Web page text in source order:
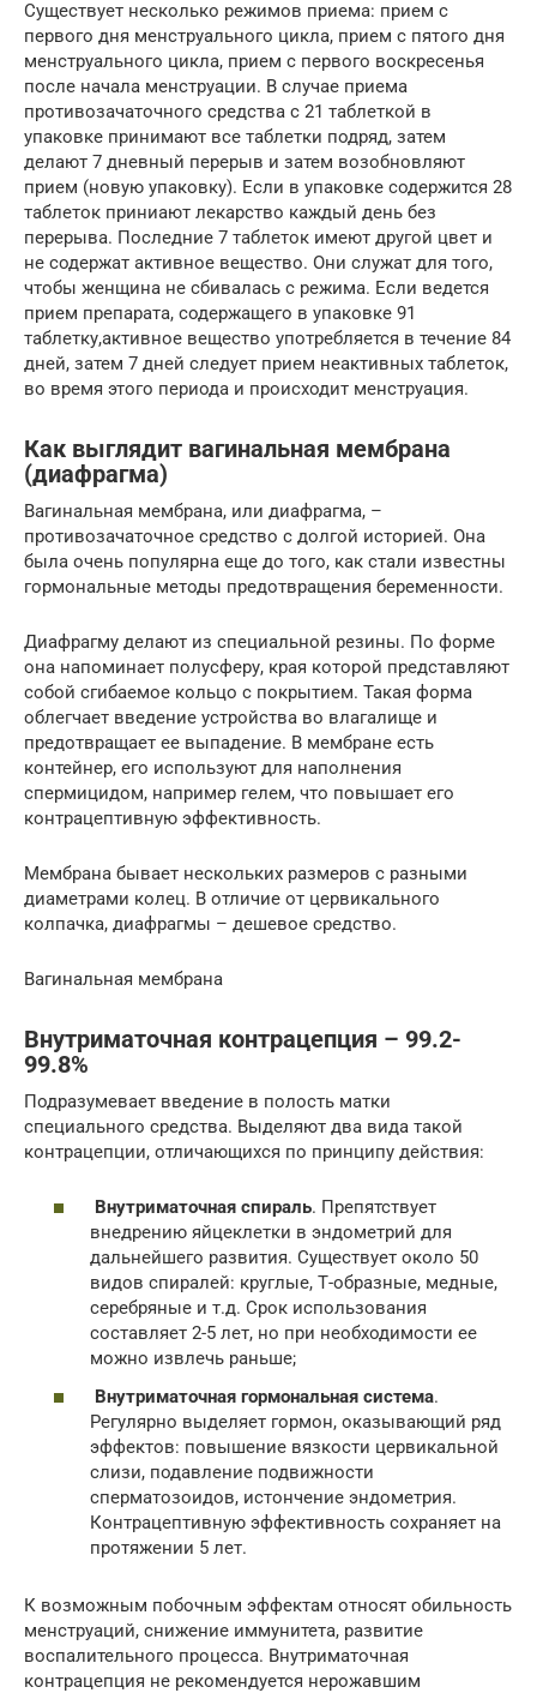
Существует несколько режимов приема: прием с
первого дня менструального цикла, прием с пятого дня
менструального цикла, прием с первого воскресенья
после начала менструации. В случае приема
противозачаточного средства с 21 таблеткой в
упаковке принимают все таблетки подряд, затем
делают 7 дневный перерыв и затем возобновляют
прием (новую упаковку). Если в упаковке содержится 28
таблеток приниают лекарство каждый день без
перерыва. Последние 7 таблеток имеют другой цвет и
не содержат активное вещество. Они служат для того,
чтобы женщина не сбивалась с режима. Если ведется
прием препарата, содержащего в упаковке 91
таблетку,активное вещество употребляется в течение 84
дней, затем 7 дней следует прием неактивных таблеток,
во время этого периода и происходит менструация.
Как выглядит вагинальная мембрана
(диафрагма)
Вагинальная мембрана, или диафрагма, –
противозачаточное средство с долгой историей. Она
была очень популярна еще до того, как стали известны
гормональные методы предотвращения беременности.
Диафрагму делают из специальной резины. По форме
она напоминает полусферу, края которой представляют
собой сгибаемое кольцо с покрытием. Такая форма
облегчает введение устройства во влагалище и
предотвращает ее выпадение. В мембране есть
контейнер, его используют для наполнения
спермицидом, например гелем, что повышает его
контрацептивную эффективность.
Мембрана бывает нескольких размеров с разными
диаметрами колец. В отличие от цервикального
колпачка, диафрагмы – дешевое средство.
Вагинальная мембрана
Внутриматочная контрацепция – 99.2-
99.8%
Подразумевает введение в полость матки
специального средства. Выделяют два вида такой
контрацепции, отличающихся по принципу действия:
Внутриматочная спираль. Препятствует
внедрению яйцеклетки в эндометрий для
дальнейшего развития. Существует около 50
видов спиралей: круглые, Т-образные, медные,
серебряные и т.д. Срок использования
составляет 2-5 лет, но при необходимости ее
можно извлечь раньше;
Внутриматочная гормональная система.
Регулярно выделяет гормон, оказывающий ряд
эффектов: повышение вязкости цервикальной
слизи, подавление подвижности
сперматозоидов, истончение эндометрия.
Контрацептивную эффективность сохраняет на
протяжении 5 лет.
К возможным побочным эффектам относят обильность
менструаций, снижение иммунитета, развитие
воспалительного процесса. Внутриматочная
контрацепция не рекомендуется нерожавшим